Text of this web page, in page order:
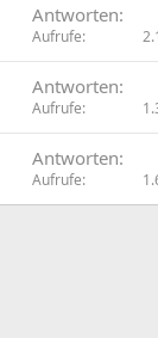
Antworten
Aufrufe
Antworten
Aufrufe
Antworten
Aufrufe